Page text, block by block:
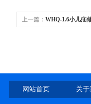
上一篇： WHQ-1.6小儿疝
网站首页 关